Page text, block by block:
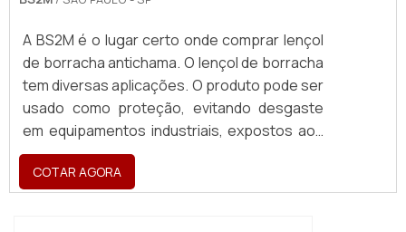
A BS2M é o lugar certo onde comprar lençol
de borracha antichama. O lençol de borracha
tem diversas aplicações. O produto pode ser
usado como proteção, evitando desgaste
em equipamentos industriais, expostos aos
impactos e minimizando ruídos externos.
Assim, evita-se a quebra ou desgaste dos
equipamentos, aumentando a vida útil dos
COTAR AGORA